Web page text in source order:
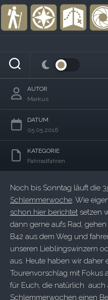
Skip
content
Radeln,
AUTOR
Markus
DATUM
05.05.2016
KATEGORIE
Fahrradfahren
Noch bis Sonntag läuft die
Schlemmerwoche. Wie
schon hier berichtet setzen
dann gerne aufs Rad,
B42 aus dem Weg und
unseren Lieblingswinzern
aus. Heute haben wir daher
Tourenvorschlag mit Fokus
für Euch, die natürlich auch
Schlemmerwochen einen